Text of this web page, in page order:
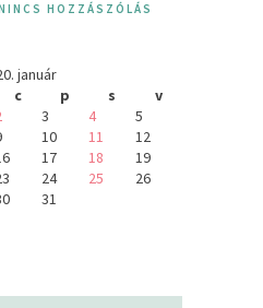
HOZZÁSZÓLÁS
január
c p s
v
3 4
5
10 11
12
17 18
19
24 25
26
31